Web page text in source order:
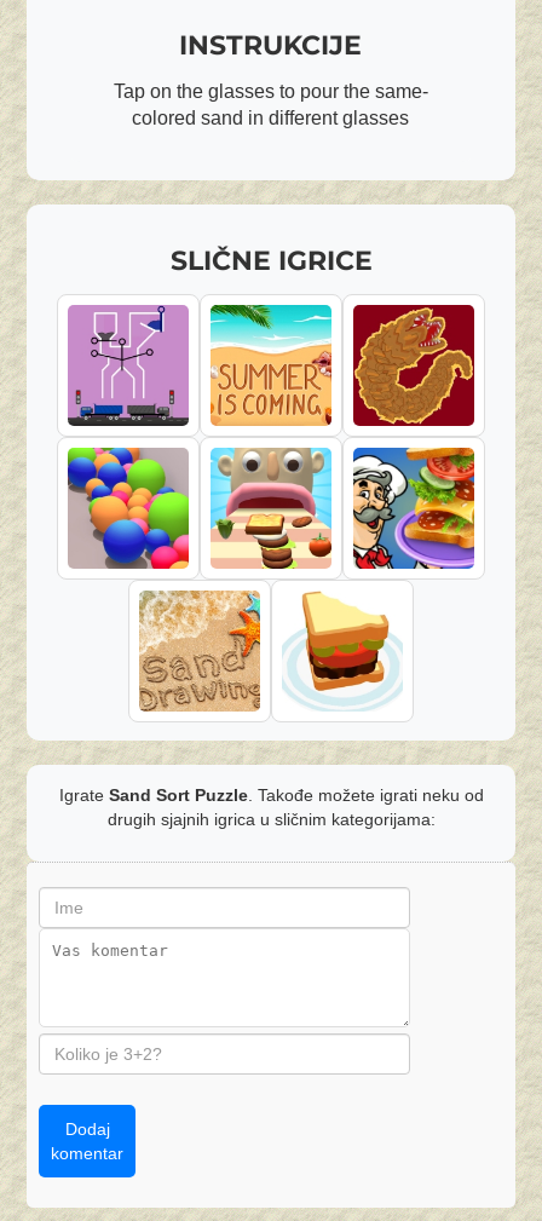
INSTRUKCIJE
Tap on the glasses to pour the same-
colored sand in different glasses
SLIČNE IGRICE
Igrate Sand Sort Puzzle. Takođe možete igrati neku od
drugih sjajnih igrica u sličnim kategorijama:
Dodaj
komentar